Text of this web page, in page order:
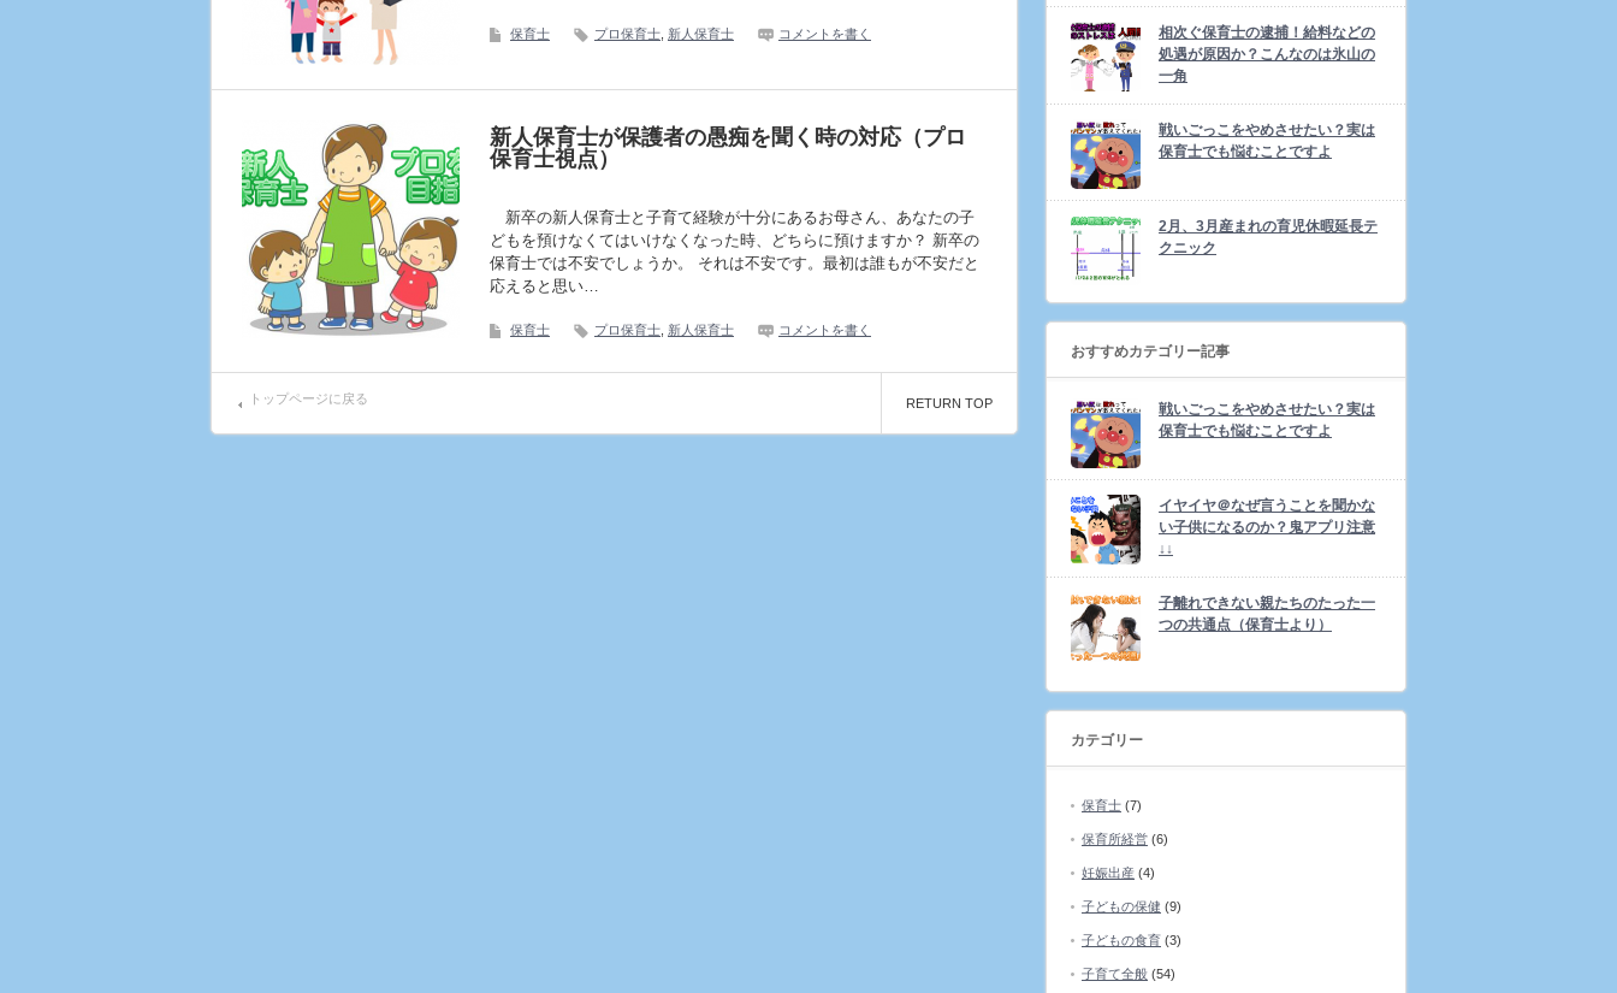
保育士 プロ保育士 新人保育士 コメントを書く
新人保育士が保護者の愚痴を聞く時の対応（プロ
保育士視点）
新卒の新人保育士と子育て経験が十分にあるお母さん、あなたの子
どもを預けなくてはいけなくなった時、どちらに預けますか？ 新卒の
保育士では不安でしょうか。 それは不安です。最初は誰もが不安だと
応えると思い…
保育士 プロ保育士 新人保育士 コメントを書く
トップページに戻る RETURN TOP
相次ぐ保育士の逮捕！給料などの
処遇が原因か？こんなのは氷山の
一角
戦いごっこをやめさせたい？実は
保育士でも悩むことですよ
2月、3月産まれの育児休暇延長テ
クニック
おすすめカテゴリー記事
戦いごっこをやめさせたい？実は
保育士でも悩むことですよ
イヤイヤ＠なぜ言うことを聞かな
い子供になるのか？鬼アプリ注意
↓↓
子離れできない親たちのたった一
つの共通点（保育士より）
カテゴリー
保育士 (7)
保育所経営 (6)
妊娠出産 (4)
子どもの保健 (9)
子どもの食育 (3)
子育て全般 (54)